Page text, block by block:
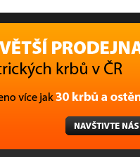
krbů v